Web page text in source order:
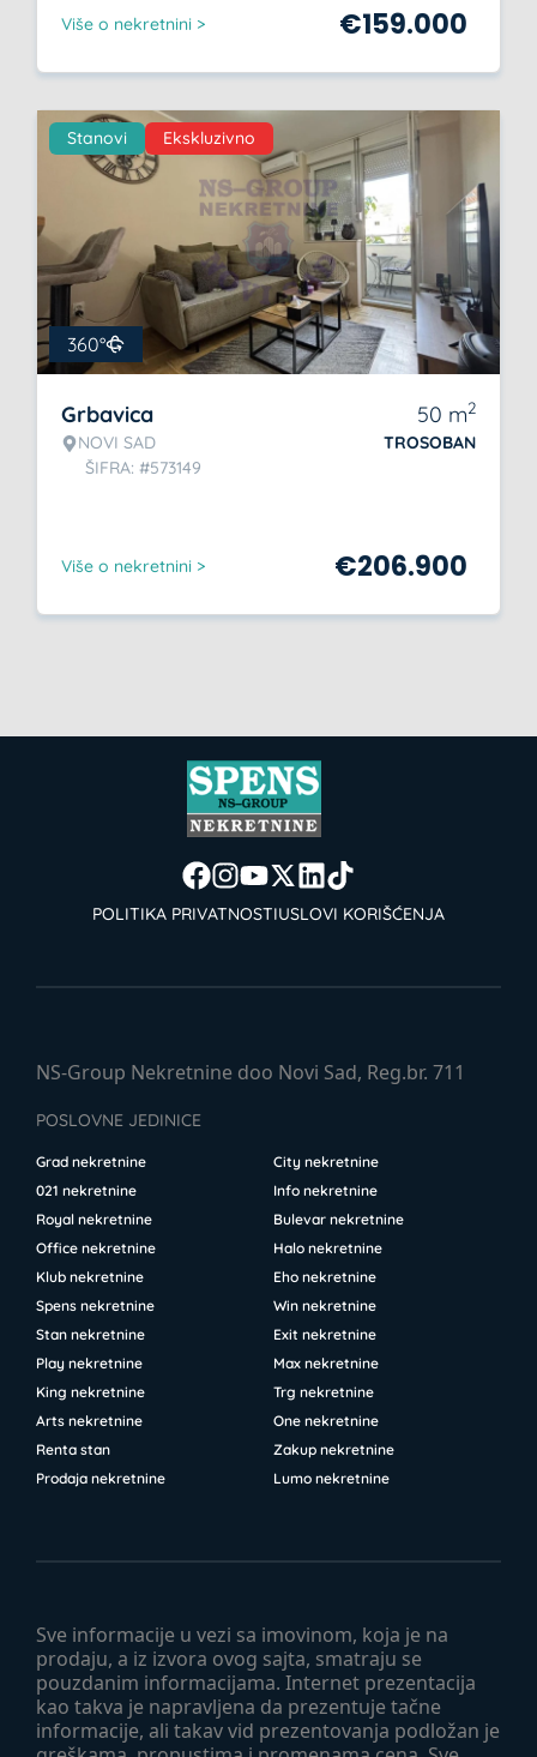
Više o nekretnini > €159.000
Stanovi Ekskluzivno
360°
Grbavica
NOVI SAD
ŠIFRA: #573149
50 m2
TROSOBAN
Više o nekretnini > €206.900
POLITIKA PRIVATNOSTIUSLOVI KORIŠĆENJA
Sve informacije u vezi sa imovinom, koja je na
prodaju, a iz izvora ovog sajta, smatraju se
pouzdanim informacijama. Internet prezentacija
kao takva je napravljena da prezentuje tačne
informacije, ali takav vid prezentovanja podložan je
NS-Group Nekretnine doo Novi Sad, Reg.br. 711
POSLOVNE JEDINICE
Grad nekretnine
City nekretnine
021 nekretnine
Info nekretnine
Royal nekretnine
Bulevar nekretnine
Office nekretnine
Halo nekretnine
Klub nekretnine
Eho nekretnine
Spens nekretnine
Win nekretnine
Stan nekretnine
Exit nekretnine
Play nekretnine
Max nekretnine
King nekretnine
Trg nekretnine
Arts nekretnine
One nekretnine
Renta stan
Zakup nekretnine
Prodaja nekretnine
Lumo nekretnine